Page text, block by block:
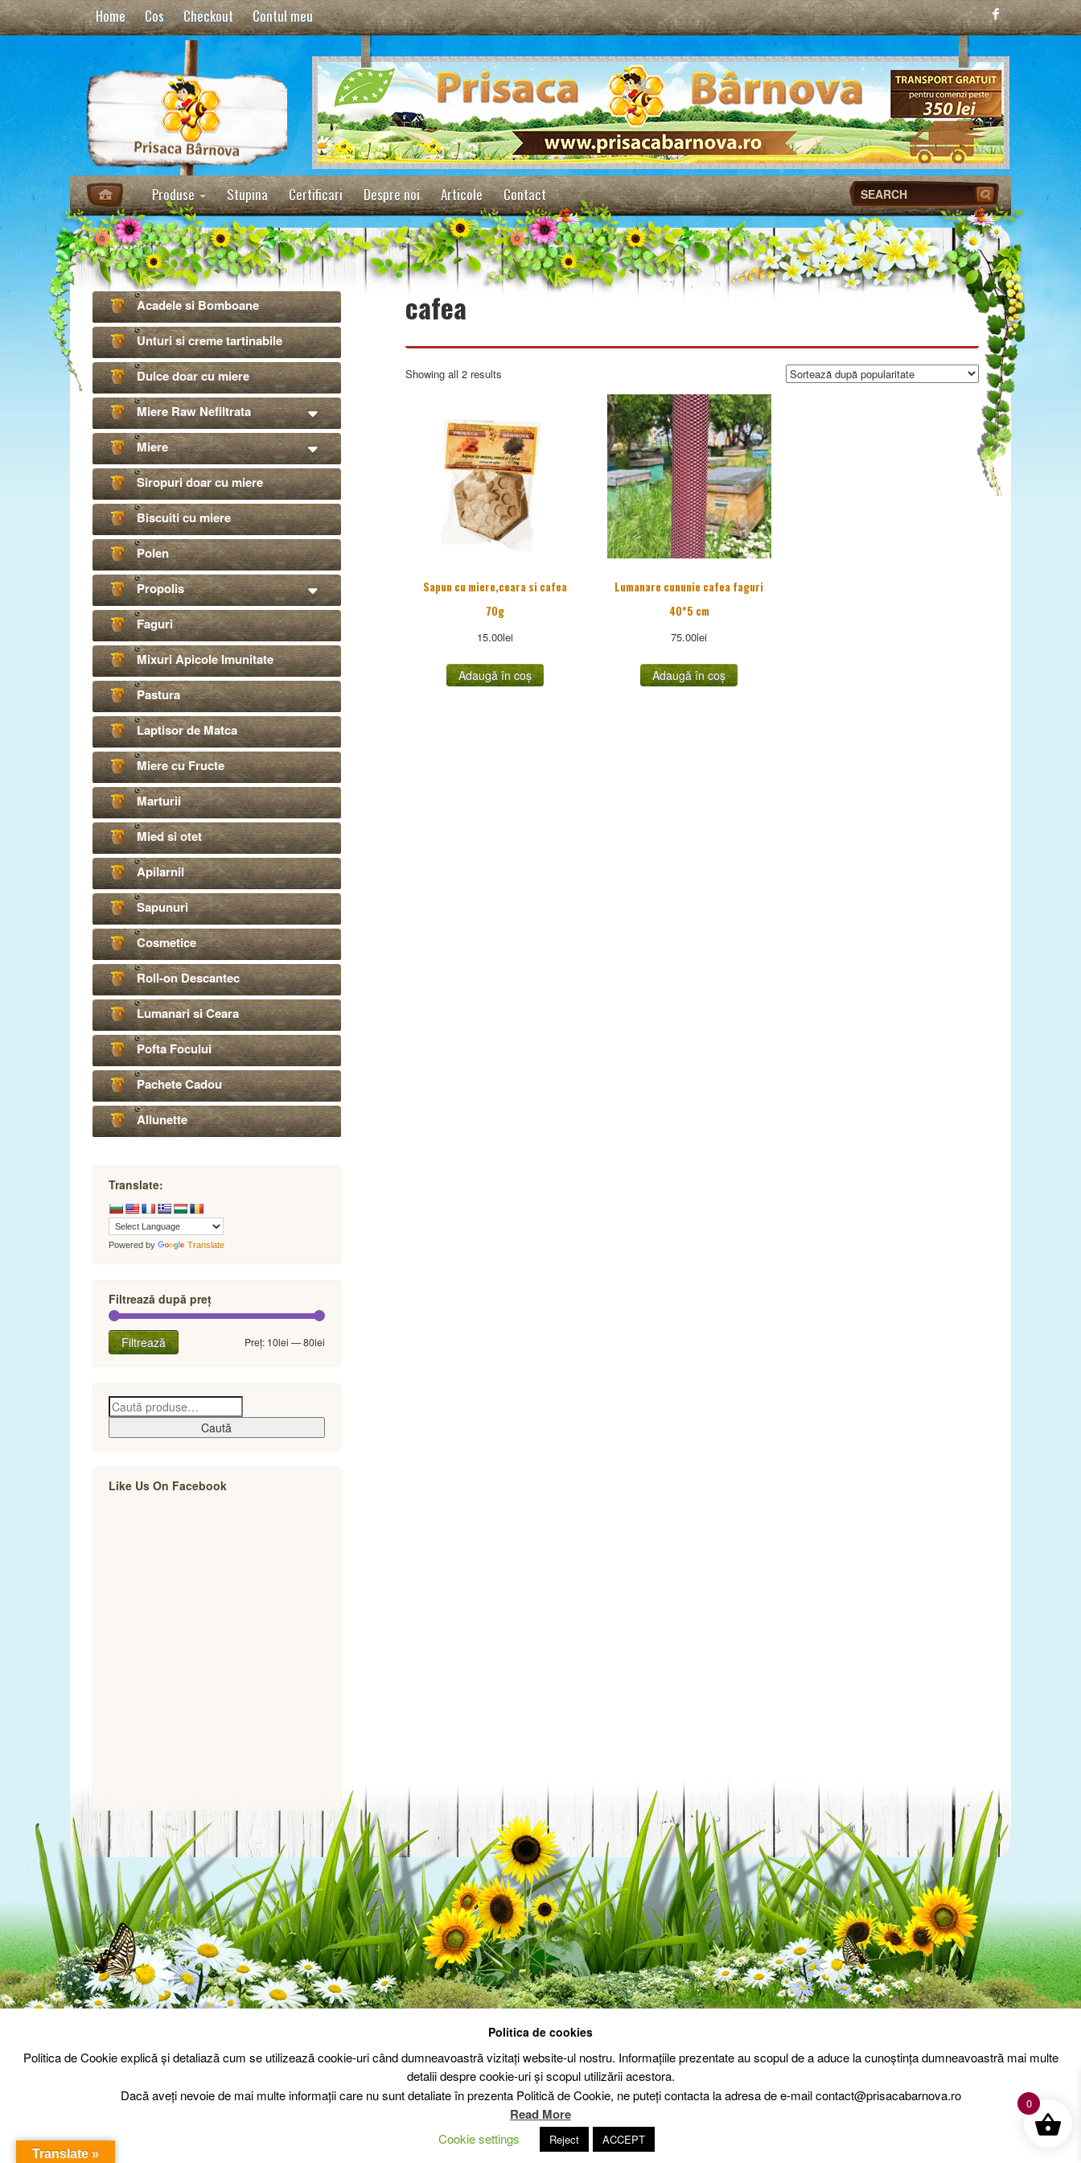
Home Cos Checkout Contul meu
Produse Stupina Certificari Despre noi Articole Contact
cafea
Showing all 2 resultsSorted
Sapun cu miere,ceara si cafea
70g
15.00lei
Adaugă în coș
Lumanare cununie cafea faguri
40*5 cm
75.00lei
Adaugă în coș
Acadele si Bomboane
Unturi si creme tartinabile
Dulce doar cu miere
Miere Raw Nefiltrata
Miere
Siropuri doar cu miere
Biscuiti cu miere
Polen
Propolis
Faguri
Mixuri Apicole Imunitate
Pastura
Laptisor de Matca
Miere cu Fructe
Marturii
Mied si otet
Apilarnil
Sapunuri
Cosmetice
Roll-on Descantec
Lumanari si Ceara
Pofta Focului
Pachete Cadou
Allunette
Translate:
Powered by Translate
Filtrează după preț
Preț
Preț
Filtrează Preț: 10lei —80lei
Caută
Like Us On Facebook
© Prisaca Barnova 2026 - Sign Up Politica de cookie Politica de confidentialitate Livrare – Termeni si conditii Contact
Politica de cookies
Politica de Cookie explică și detaliază cum se utilizează cookie-uri când dumneavoastră vizitați website-ul nostru. Informațiile prezentate au scopul de a aduce la cunoștința dumneavoastră mai multe
detalii despre cookie-uri și scopul utilizării acestora.
Dacă aveți nevoie de mai multe informații care nu sunt detaliate în prezenta Politică de Cookie, ne puteți contacta la adresa de e-mail contact@prisacabarnova.ro
Read More
Cookie settings Reject ACCEPT
Translate »
0